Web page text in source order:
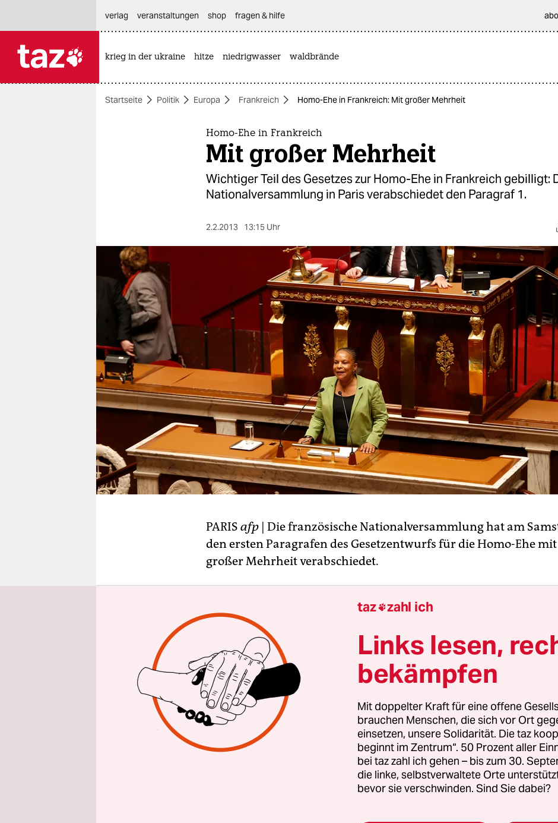
themen
berlin
nord
wahrheit
verlag
verlag
veranstaltungen
fragen & hilfe
unterstützen
abo
verlag
veranstaltungen shop fragen & hilfe abo
krieg in der ukraine hitze niedrigwasser waldbrände
Startseite Politik Europa Frankreich Homo-Ehe in Frankreich: Mit großer Mehrheit
Homo-Ehe in Frankreich
Mit großer Mehrheit
Wichtiger Teil des Gesetzes zur Homo-Ehe in Frankreich gebilligt:
Nationalversammlung in Paris verabschiedet den Paragraf 1.
2.2.2013 13:15 Uhr
PARIS afp | Die französische Nationalversammlung hat am
den ersten Paragrafen des Gesetzentwurfs für die Homo-Ehe mit
großer Mehrheit verabschiedet.
97 Parlamentarier. Der erste Paragraf ist der wichtigste des
der den Weg für die Eheschließung zwischen
Partnern in Frankreich ebnet.
taz zahl ich
Links lesen,
bekämpfen
Mit doppelter Kraft für eine offene
brauchen Menschen, die sich vor Ort
einsetzen, unsere Solidarität. Die taz
beginnt im Zentrum“. 50 Prozent aller
bei taz zahl ich gehen – bis zum 30.
die linke, selbstverwaltete Orte
bevor sie verschwinden. Sind Sie dabei?